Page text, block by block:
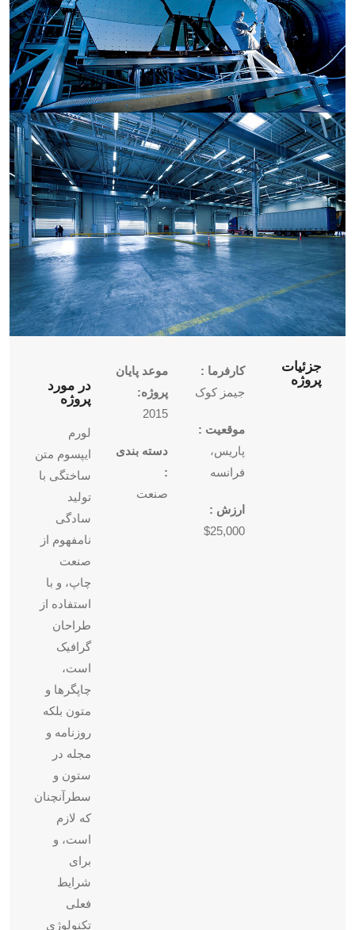
جزئیات
پروژه
کارفرما :
جیمز کوک
موقعیت :
پاریس،
فرانسه
ارزش :
$25,000
موعد پایان
پروژه:
2015
دسته بندی
:
صنعت
در مورد
پروژه
لورم
ایپسوم متن
ساختگی با
تولید
سادگی
نامفهوم از
صنعت
چاپ، و با
استفاده از
طراحان
گرافیک
است،
چاپگرها و
متون بلکه
روزنامه و
مجله در
ستون و
سطرآنچنان
که لازم
است، و
برای
شرایط
فعلی
تکنولوژی